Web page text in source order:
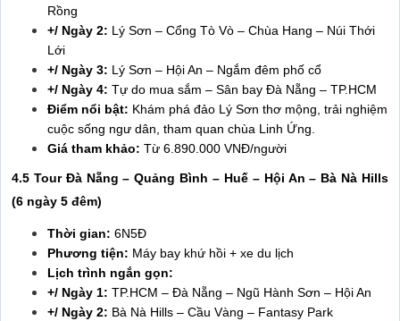
Rồng
+/ Ngày 2: Lý Sơn – Cổng Tò Vò – Chùa Hang – Núi Thới
Lới
+/ Ngày 3: Lý Sơn – Hội An – Ngắm đêm phố cổ
+/ Ngày 4: Tự do mua sắm – Sân bay Đà Nẵng – TP.HCM
Điểm nổi bật: Khám phá đảo Lý Sơn thơ mộng, trải nghiệm
cuộc sống ngư dân, tham quan chùa Linh Ứng.
Giá tham khảo: Từ 6.890.000 VNĐ/người
4.5 Tour Đà Nẵng – Quảng Bình – Huế – Hội An – Bà Nà Hills
(6 ngày 5 đêm)
Thời gian: 6N5Đ
Phương tiện: Máy bay khứ hồi + xe du lịch
Lịch trình ngắn gọn:
+/ Ngày 1: TP.HCM – Đà Nẵng – Ngũ Hành Sơn – Hội An
+/ Ngày 2: Bà Nà Hills – Cầu Vàng – Fantasy Park